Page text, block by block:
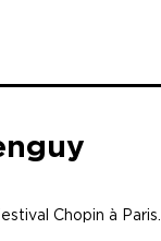
Chopin à Paris.